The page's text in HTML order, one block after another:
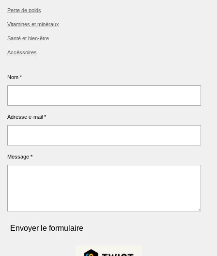
Perte de poids
Vitamines et minéraux
Santé et bien-être
Accéssoires
Nom *
Adresse e-mail *
Message *
Envoyer le formulaire